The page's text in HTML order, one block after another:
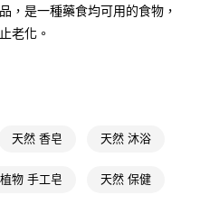
可結帳。
。
即可完成結帳。
運費
，是一種藥食均可用的食物，
老化。
天然 香皂 天然 沐浴
植物 手工皂 天然 保健